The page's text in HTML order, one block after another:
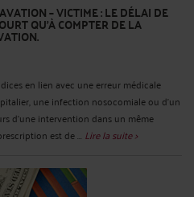
– VICTIME : LE DÉLAI DE
QU’À COMPTER DE LA
en lien avec une erreur médicale
une infection nosocomiale ou d’un
d’une intervention dans un même
est de ... Lire la suite >